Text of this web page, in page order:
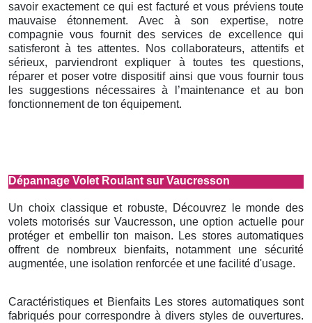
savoir exactement ce qui est facturé et vous préviens toute
mauvaise étonnement. Avec à son expertise, notre
compagnie vous fournit des services de excellence qui
satisferont à tes attentes. Nos collaborateurs, attentifs et
sérieux, parviendront expliquer à toutes tes questions,
réparer et poser votre dispositif ainsi que vous fournir tous
les suggestions nécessaires à l’maintenance et au bon
fonctionnement de ton équipement.
Dépannage Volet Roulant sur Vaucresson
Un choix classique et robuste, Découvrez le monde des
volets motorisés sur Vaucresson, une option actuelle pour
protéger et embellir ton maison. Les stores automatiques
offrent de nombreux bienfaits, notamment une sécurité
augmentée, une isolation renforcée et une facilité d'usage.
Caractéristiques et Bienfaits Les stores automatiques sont
fabriqués pour correspondre à divers styles de ouvertures.